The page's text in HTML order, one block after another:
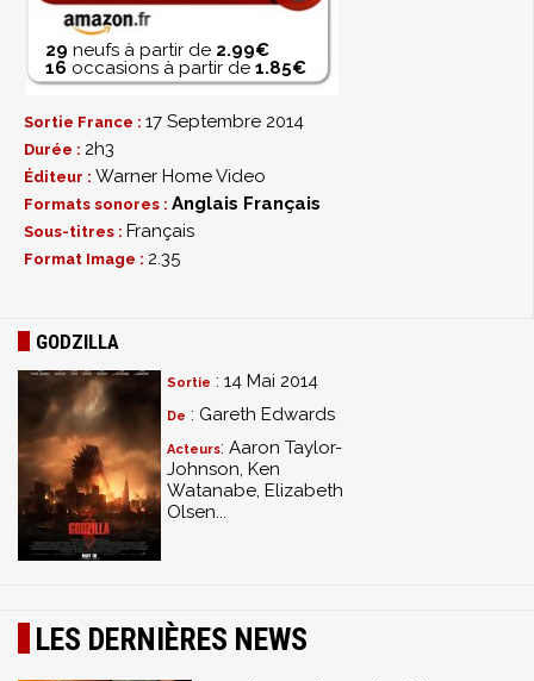
29 neufs à partir de 2.99€
16 occasions à partir de 1.85€
Sortie France : 17 Septembre 2014
Durée : 2h3
Éditeur : Warner Home Video
Formats sonores : Anglais Français
Sous-titres : Français
Format Image : 2.35
GODZILLA
Sortie : 14 Mai 2014
De : Gareth Edwards
Acteurs: Aaron Taylor-
Johnson, Ken
Watanabe, Elizabeth
Olsen...
LES DERNIÈRES NEWS